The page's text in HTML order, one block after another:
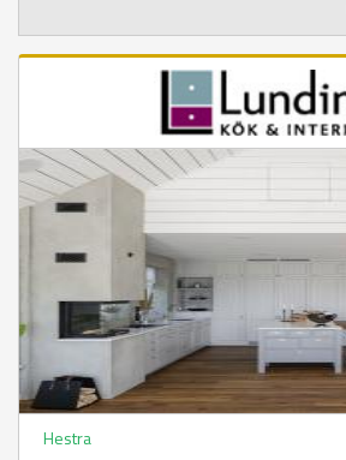
Hestra